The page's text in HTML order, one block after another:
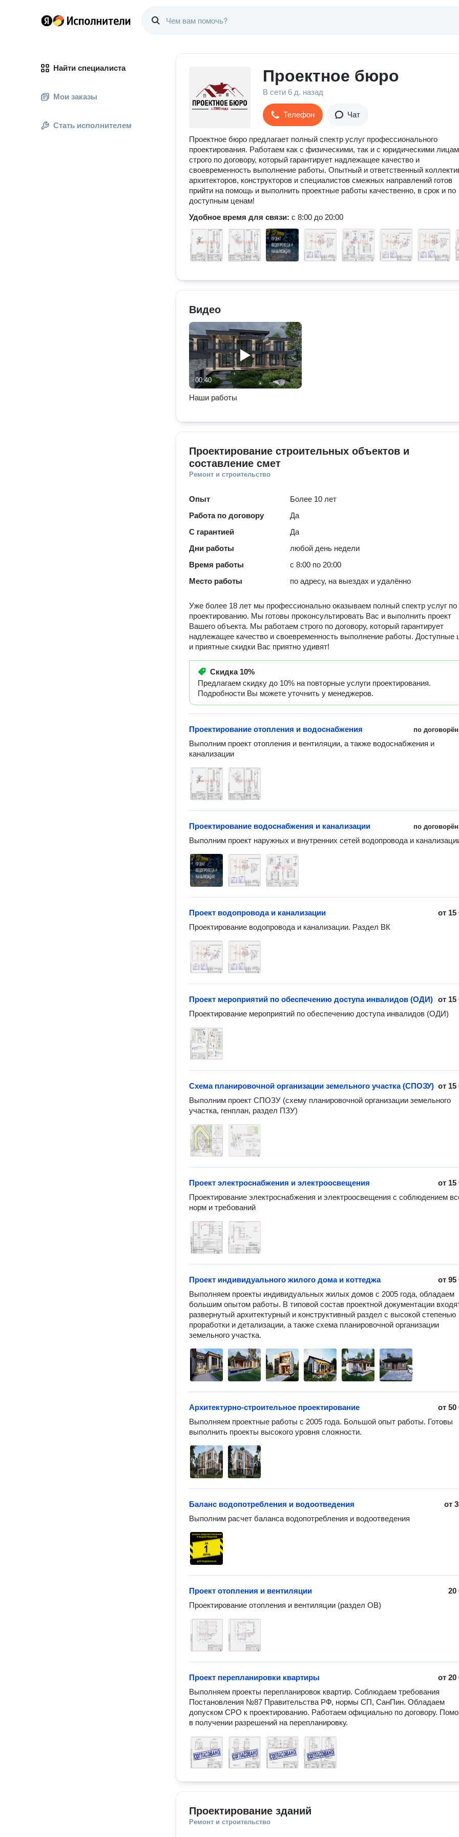
Найти специалиста
Мои заказы
Стать исполнителем
Проектное бюро
В сети 6 д. назад
Телефон Чат
Проектное бюро предлагает полный спектр услуг профессионального
проектирования. Работаем как с физическими, так и с юридическими
строго по договору, который гарантирует надлежащее качество и
своевременность выполнение работы. Опытный и ответственный
архитекторов, конструкторов и специалистов смежных направлений готов
прийти на помощь и выполнить проектные работы качественно, в срок и по
доступным ценам!
Удобное время для связи: с 8:00 до 20:00
Видео
00:40
Наши работы
Проектирование строительных объектов и
составление смет
Ремонт и строительство
Опыт
Более 10 лет
Работа по договору
Да
С гарантией
Да
Дни работы
любой день недели
Время работы
с 8:00 по 20:00
Место работы
по адресу, на выездах и удалённо
Уже более 18 лет мы профессионально оказываем полный спектр услуг по
проектированию. Мы готовы проконсультировать Вас и выполнить проект
Вашего объекта. Мы работаем строго по договору, который гарантирует
надлежащее качество и своевременность выполнение работы. Доступные
и приятные скидки Вас приятно удивят!
Скидка 10%
Предлагаем скидку до 10% на повторные услуги проектирования.
Подробности Вы можете уточнить у менеджеров.
по
Проектирование отопления и водоснабжения
Выполним проект отопления и вентиляции, а также водоснабжения и
канализации
по
Проектирование водоснабжения и канализации
Выполним проект наружных и внутренних сетей водопровода и
от 15
Проект водопровода и канализации
Проектирование водопровода и канализации. Раздел ВК
от 15
Проект мероприятий по обеспечению доступа инвалидов (ОДИ)
Проектирование мероприятий по обеспечению доступа инвалидов (ОДИ)
от 15
Схема планировочной организации земельного участка (СПОЗУ)
Выполним проект СПОЗУ (схему планировочной организации земельного
участка, генплан, раздел ПЗУ)
от 15
Проект электроснабжения и электроосвещения
Проектирование электроснабжения и электроосвещения с соблюдением
норм и требований
от95
Проект индивидуального жилого дома и коттеджа
Выполняем проекты индивидуальных жилых домов с 2005 года, обладаем
большим опытом работы. В типовой состав проектной документации
развернутый архитектурный и конструктивный раздел с высокой степенью
проработки и детализации, а также схема планировочной организации
земельного участка.
от50
Архитектурно-строительное проектирование
Выполняем проектные работы с 2005 года. Большой опыт работы. Готовы
выполнить проекты высокого уровня сложности.
от
Баланс водопотребления и водоотведения
Выполним расчет баланса водопотребления и водоотведения
20
Проект отопления и вентиляции
Проектирование отопления и вентиляции (раздел ОВ)
от20
Проект перепланировки квартиры
Выполняем проекты перепланировок квартир. Соблюдаем требования
Постановления №87 Правительства РФ, нормы СП, СанПин. Обладаем
допуском СРО к проектированию. Работаем официально по договору.
в получении разрешений на перепланировку.
Проектирование зданий
Ремонт и строительство